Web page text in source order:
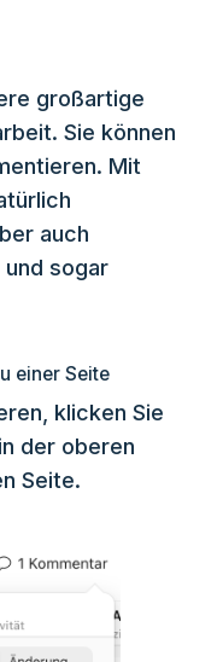
großartige
Sie können
Mit
auch
sogar
einer Seite
klicken Sie
der oberen
Seite.